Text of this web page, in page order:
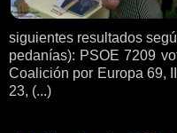
siguientes resultados
pedanías): PSOE 7209
Coalición por Europa 69,
23, (...)